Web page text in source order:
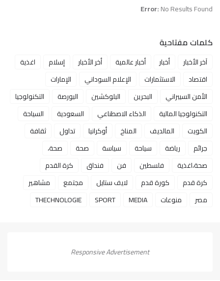
Error:No Results Found
كلمات مفتاحية
آخر الأخبار أخبار أخبار عالمية أخر الأخبار إسلام
اغذية
اقتصاد
الاستثمارات الإعلام السوداني
الإمارات
الأمن السيبراني
البحرين البلوكشين البورصة
التكنولوجيا
التكنولوجيا المالية
الذكاء الاصطناعي السعودية
السياحة
الكويت
المالديف المناخ أوكرانيا تداول
ثقافة
جرائم
رياضة سياحة سياسة صحة
صحة،
صحة،اغذية
فلسطين فن فنداق
كرة القدم
كرة قدم
كورة قدم لايف ستايل مجتمع
مشاهير
مصر
منوعات MEDIA
SPORT
THECHNOLOGIE
Responsive Advertisement